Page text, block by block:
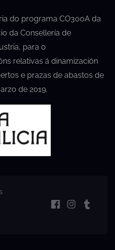
do programa CO300A da
da Consellería de
para o
relativas á dinamización
e prazas de abastos de
de 2019.